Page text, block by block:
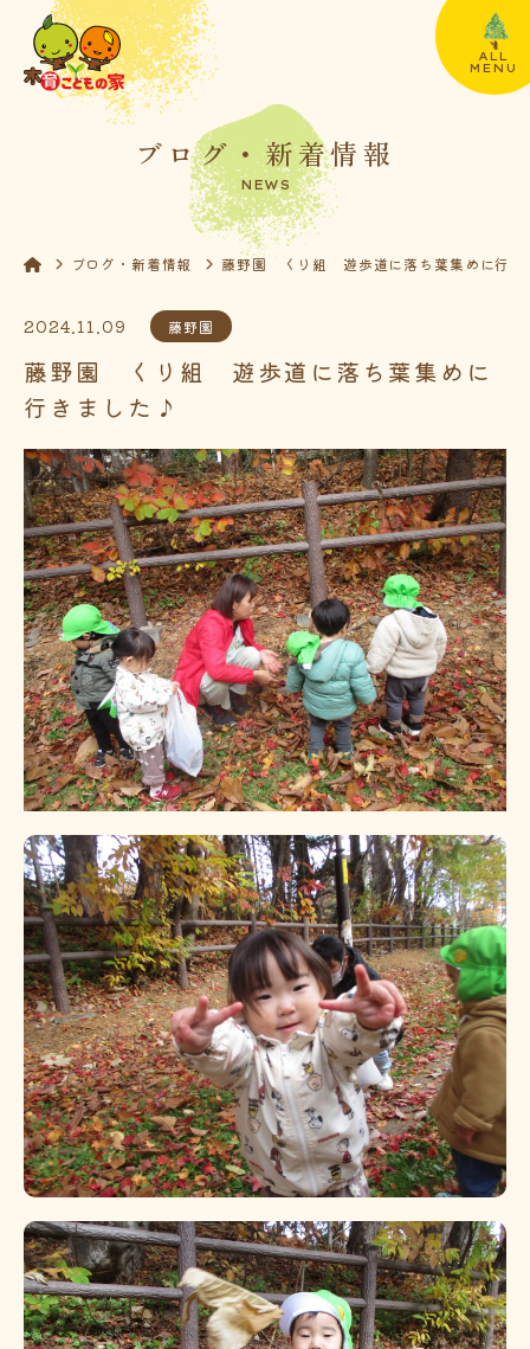
ALL
MENU
ブログ・新着情報
NEWS
ブログ・新着情報 藤野園 くり組 遊歩道に落ち葉集めに行
2024.11.09 藤野園
藤野園 くり組 遊歩道に落ち葉集めに
行きました♪